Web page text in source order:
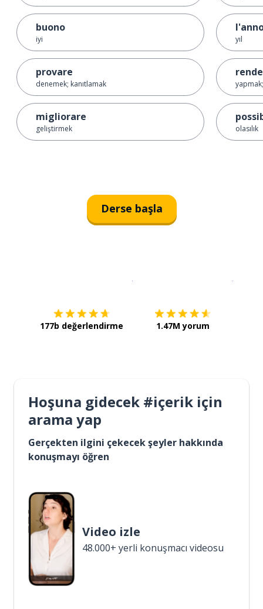
buono
iyi
provare
denemek; kanıtlamak
migliorare
geliştirmek
yıl
olasılık
Derse başla
177b değerlendirme 1.47M yorum
Hoşuna gidecek #içerik için
arama yap
Gerçekten ilgini çekecek şeyler hakkında
konuşmayı öğren
Video izle
48.000+ yerli konuşmacı videosu